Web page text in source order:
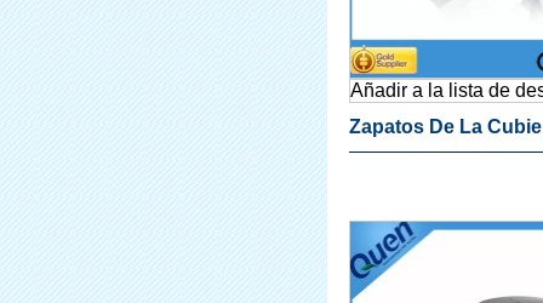
Añadir a la lista de
Zapatos De La
Cubierta